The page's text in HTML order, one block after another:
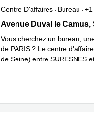
Centre D'affaires Bureau
+1
Avenue Duval le Camus 8,
Avenue Duval le Camus,
Vous cherchez un bureau,
de PARIS ? Le centre
de Seine) entre SURESNES